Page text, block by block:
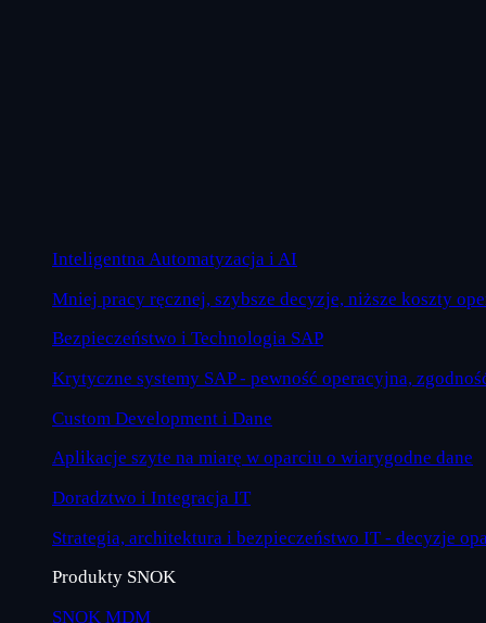
Inteligentna Automatyzacja i AI
Mniej pracy ręcznej, szybsze decyzje, niższe koszty
Bezpieczeństwo i Technologia SAP
Krytyczne systemy SAP - pewność operacyjna,
Custom Development i Dane
Aplikacje szyte na miarę w oparciu o wiarygodne dane
Doradztwo i Integracja IT
Strategia, architektura i bezpieczeństwo IT - decyzje
Produkty SNOK
SNOK MDM